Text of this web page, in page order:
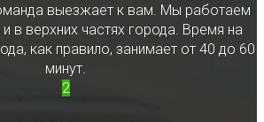
выезжает к вам. Мы работаем
в верхних частях города. Время на
как правило, занимает от 40 до 60
минут.
2